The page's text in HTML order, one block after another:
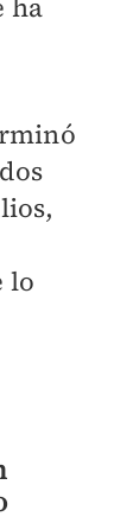
ha
lo